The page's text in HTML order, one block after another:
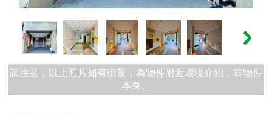
請注意，以上照片如有街景，為物件附近環境介紹，非物件
本身。